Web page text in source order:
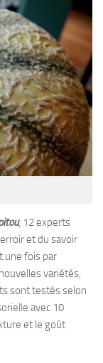
, 12 experts
et du savoir
une fois par
variétés,
sont testés selon
avec 10
et le goût